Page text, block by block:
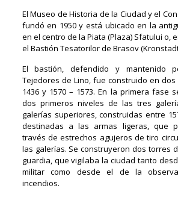
El Museo de Historia de la Ciudad y el
fundó en 1950 y está ubicado en la
en el centro de la Piata (Plaza) Sfatului o,
el Bastión Tesatorilor de Brasov
El bastión, defendido y mantenido
Tejedores de Lino, fue construido en dos
1436 y 1570 – 1573. En la primera fase
dos primeros niveles de las tres
galerías superiores, construidas entre
destinadas a las armas ligeras, que
través de estrechos agujeros de tiro
las galerías. Se construyeron dos torres
guardia, que vigilaba la ciudad tanto
militar como desde el de la
incendios.